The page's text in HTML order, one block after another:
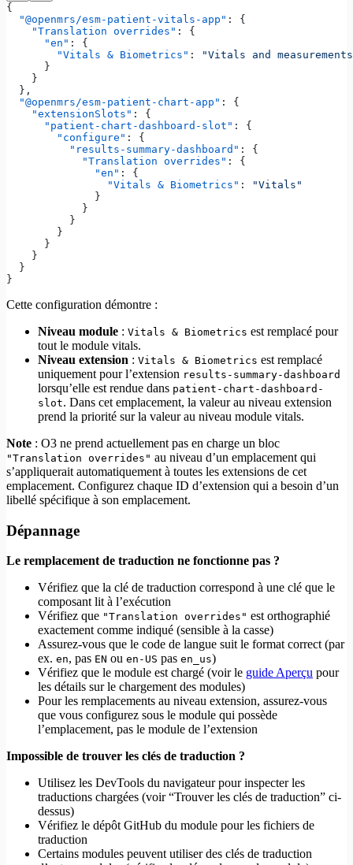
{
  "@openmrs/esm-patient-vitals-app"
: {
    "Translation overrides"
: {
      "en"
: {
        "Vitals & Biometrics"
:
"Vitals and
      }
    }
  },
  "@openmrs/esm-patient-chart-app"
: {
    "extensionSlots"
: {
      "patient-chart-dashboard-slot"
: {
        "configure"
: {
          "results-summary-dashboard"
: {
            "Translation overrides"
: {
              "en"
: {
                "Vitals & Biometrics"
:
"Vitals"
              }
            }
          }
        }
      }
    }
  }
}
Cette configuration démontre :
Niveau module : Vitals & Biometrics est remplacé pour
tout le module vitals.
Niveau extension : Vitals & Biometrics est remplacé
uniquement pour l’extension results-summary-dashboard
lorsqu’elle est rendue dans patient-chart-dashboard-
slot. Dans cet emplacement, la valeur au niveau extension
prend la priorité sur la valeur au niveau module vitals.
Note : O3 ne prend actuellement pas en charge un bloc
"Translation overrides" au niveau d’un emplacement qui
s’appliquerait automatiquement à toutes les extensions de cet
emplacement. Configurez chaque ID d’extension qui a besoin d’un
libellé spécifique à son emplacement.
Dépannage
Le remplacement de traduction ne fonctionne pas ?
Vérifiez que la clé de traduction correspond à une clé que le
composant lit à l’exécution
Vérifiez que "Translation overrides" est orthographié
exactement comme indiqué (sensible à la casse)
Assurez-vous que le code de langue suit le format correct (par
ex. en, pas EN ou en-US pas en_us)
Vérifiez que le module est chargé (voir le guide Aperçu pour
les détails sur le chargement des modules)
Pour les remplacements au niveau extension, assurez-vous
que vous configurez sous le module qui possède
l’emplacement, pas le module de l’extension
Impossible de trouver les clés de traduction ?
Utilisez les DevTools du navigateur pour inspecter les
traductions chargées (voir “Trouver les clés de traduction” ci-
dessus)
Vérifiez le dépôt GitHub du module pour les fichiers de
traduction
Certains modules peuvent utiliser des clés de traduction